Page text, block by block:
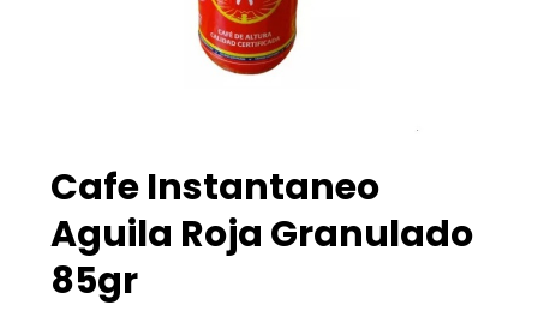
Cafe Instantaneo
Aguila Roja Granulado
85gr